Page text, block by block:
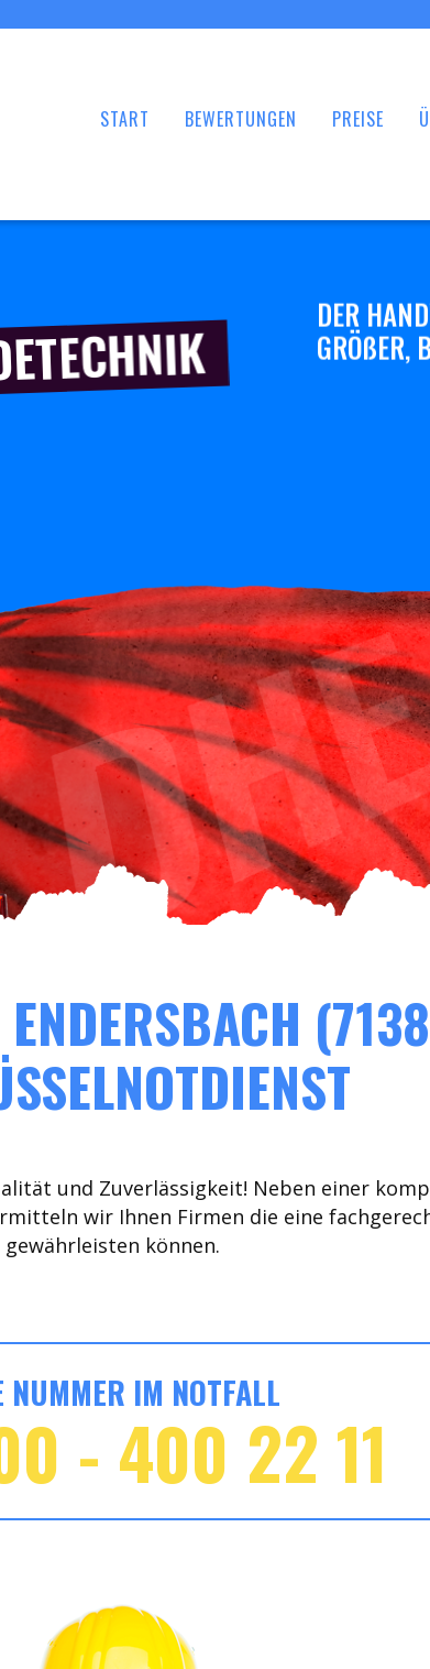
START BEWERTUNGEN PREISE
DER
GRÖßER,
ENDERSBACH
und Zuverlässigkeit! Neben einer
wir Ihnen Firmen die eine
gewährleisten können.
NUMMER IM NOTFALL
- 400 22 11